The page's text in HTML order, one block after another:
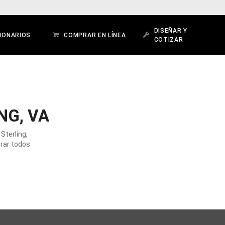
COMPRAR EN LÍNEA
DISEÑAR Y
COTIZAR
VA
todos